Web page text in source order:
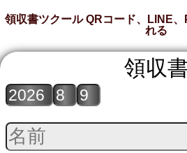
領収書ツクール QRコード、LINE
れる
領収